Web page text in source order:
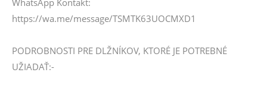
WhatsApp Kontakt:
https://wa.me/message/TSMTK63UOCMXD1
PODROBNOSTI PRE DLŽNÍKOV, KTORÉ JE POTREBNÉ
UŽIADAŤ:-